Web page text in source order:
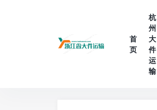
首
页
杭
州
大
件
运
输